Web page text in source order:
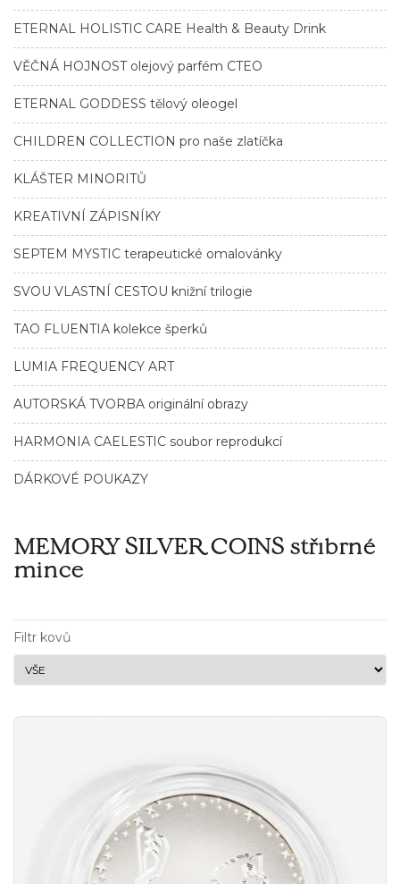
ETERNAL HOLISTIC CARE Health & Beauty Drink
VĚČNÁ HOJNOST olejový parfém CTEO
ETERNAL GODDESS tělový oleogel
CHILDREN COLLECTION pro naše zlatíčka
KLÁŠTER MINORITŮ
KREATIVNÍ ZÁPISNÍKY
SEPTEM MYSTIC terapeutické omalovánky
SVOU VLASTNÍ CESTOU knižní trilogie
TAO FLUENTIA kolekce šperků
LUMIA FREQUENCY ART
AUTORSKÁ TVORBA originální obrazy
HARMONIA CAELESTIC soubor reprodukcí
DÁRKOVÉ POUKAZY
MEMORY SILVER COINS stříbrné
mince
Filtr kovů